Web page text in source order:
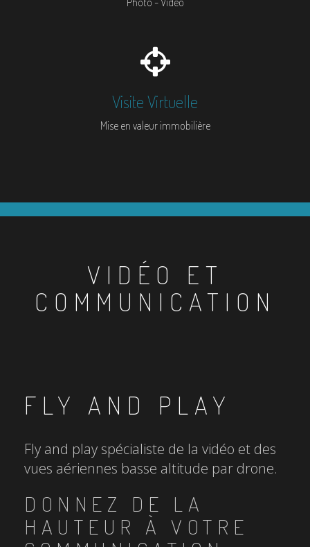
Visite Virtuelle
Mise en valeur immobilière
VIDÉO ET
COMMUNICATION
FLY AND PLAY
Fly and play spécialiste de la vidéo et des
vues aériennes basse altitude par drone.
DONNEZ DE LA
HAUTEUR À VOTRE